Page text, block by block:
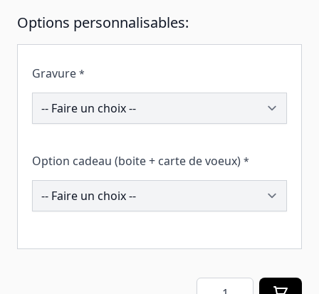
Options personnalisables:
Gravure *
199889
Option cadeau (boite + carte de voeux) *
259372
Quantité